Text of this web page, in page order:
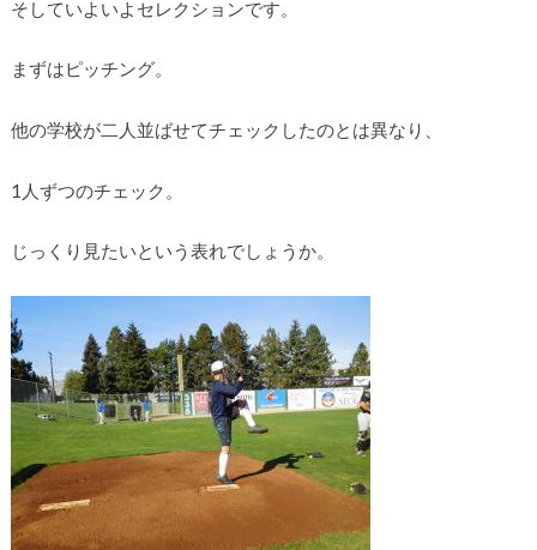
そしていよいよセレクションです。
まずはピッチング。
他の学校が二人並ばせてチェックしたのとは異なり、
1人ずつのチェック。
じっくり見たいという表れでしょうか。